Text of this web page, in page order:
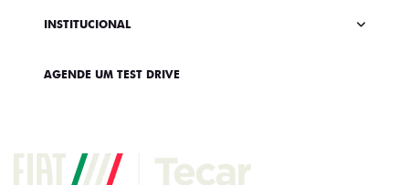
INSTITUCIONAL
AGENDE UM TEST DRIVE